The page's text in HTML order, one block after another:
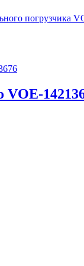
погрузчика
VOE-